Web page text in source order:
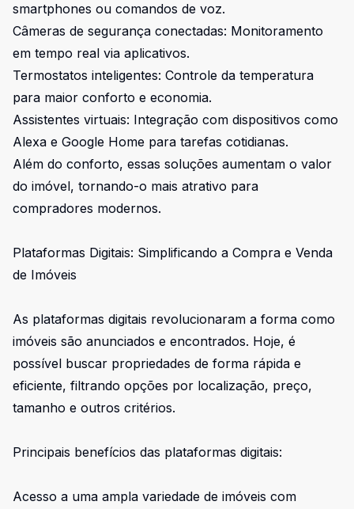
smartphones ou comandos de voz.
Câmeras de segurança conectadas: Monitoramento
em tempo real via aplicativos.
Termostatos inteligentes: Controle da temperatura
para maior conforto e economia.
Assistentes virtuais: Integração com dispositivos como
Alexa e Google Home para tarefas cotidianas.
Além do conforto, essas soluções aumentam o valor
do imóvel, tornando-o mais atrativo para
compradores modernos.
Plataformas Digitais: Simplificando a Compra e Venda
de Imóveis
As plataformas digitais revolucionaram a forma como
imóveis são anunciados e encontrados. Hoje, é
possível buscar propriedades de forma rápida e
eficiente, filtrando opções por localização, preço,
tamanho e outros critérios.
Principais benefícios das plataformas digitais:
Acesso a uma ampla variedade de imóveis com